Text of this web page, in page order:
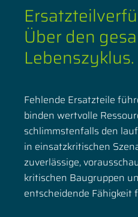
Über den
Lebenszyklus.
Fehlende Ersatzteile
binden wertvolle
schlimmstenfalls den
in einsatzkritischen
zuverlässige,
kritischen Baugruppen
entscheidende Fähigkeit